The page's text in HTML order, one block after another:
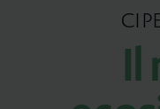
CI
Il